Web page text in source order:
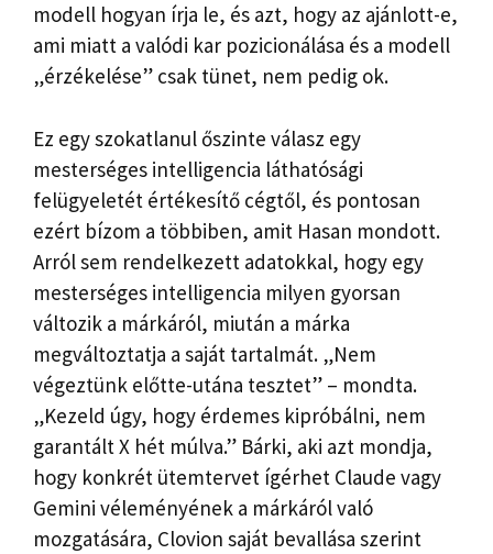
modell hogyan írja le, és azt, hogy az ajánlott-e,
ami miatt a valódi kar pozicionálása és a modell
„érzékelése” csak tünet, nem pedig ok.
Ez egy szokatlanul őszinte válasz egy
mesterséges intelligencia láthatósági
felügyeletét értékesítő cégtől, és pontosan
ezért bízom a többiben, amit Hasan mondott.
Arról sem rendelkezett adatokkal, hogy egy
mesterséges intelligencia milyen gyorsan
változik a márkáról, miután a márka
megváltoztatja a saját tartalmát. „Nem
végeztünk előtte-utána tesztet” – mondta.
„Kezeld úgy, hogy érdemes kipróbálni, nem
garantált X hét múlva.” Bárki, aki azt mondja,
hogy konkrét ütemtervet ígérhet Claude vagy
Gemini véleményének a márkáról való
mozgatására, Clovion saját bevallása szerint